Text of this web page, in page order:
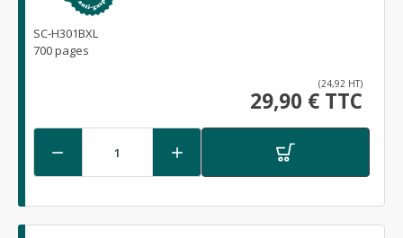
SC-H301BXL
700 pages
(24,92 HT)
29,90 € TTC
 